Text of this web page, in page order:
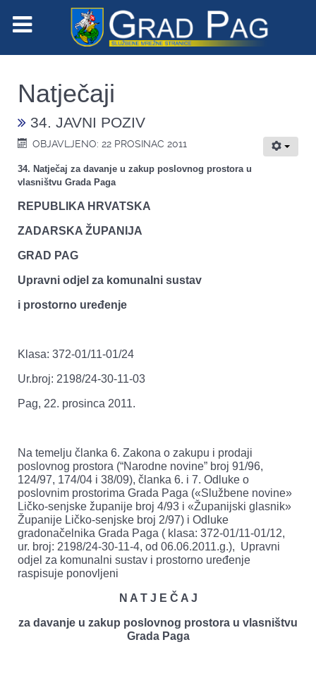
Natječaji
34. JAVNI POZIV
OBJAVLJENO: 22 PROSINAC 2011
34. Natječaj za davanje u zakup poslovnog prostora u
vlasništvu Grada Paga
REPUBLIKA HRVATSKA
ZADARSKA ŽUPANIJA
GRAD PAG
Upravni odjel za komunalni sustav
i prostorno uređenje
Klasa: 372-01/11-01/24
Ur.broj: 2198/24-30-11-03
Pag, 22. prosinca 2011.
Na temelju članka 6. Zakona o zakupu i prodaji
poslovnog prostora (“Narodne novine” broj 91/96,
124/97, 174/04 i 38/09), članka 6. i 7. Odluke o
poslovnim prostorima Grada Paga («Službene novine»
Ličko-senjske županije broj 4/93 i «Županijski glasnik»
Županije Ličko-senjske broj 2/97) i Odluke
gradonačelnika Grada Paga ( klasa: 372-01/11-01/12,
ur. broj: 2198/24-30-11-4, od 06.06.2011.g.), Upravni
odjel za komunalni sustav i prostorno uređenje
raspisuje ponovljeni
N A T J E Č A J
za davanje u zakup poslovnog prostora u vlasništvu
Grada Paga